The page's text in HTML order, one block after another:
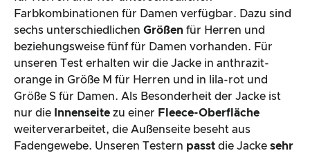
Farbkombinationen für Damen verfügbar. Dazu sind
sechs unterschiedlichen Größen für Herren und
beziehungsweise fünf für Damen vorhanden. Für
unseren Test erhalten wir die Jacke in anthrazit-
orange in Größe M für Herren und in lila-rot und
Größe S für Damen. Als Besonderheit der Jacke ist
nur die
Innenseite zu einer Fleece-Oberfläche
weiterverarbeitet, die Außenseite beseht aus
Fadengewebe. Unseren Testern passt die Jacke sehr